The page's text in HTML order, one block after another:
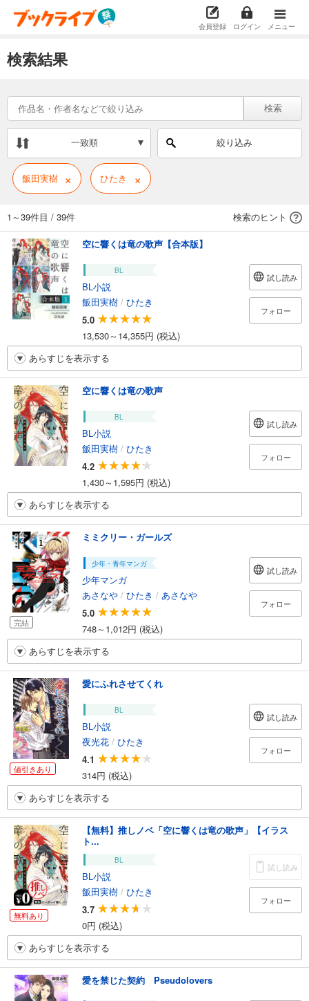
会員登録 ログイン メニュー
検索結果
検索
一致順 絞り込み
飯田実樹 × ひたき ×
1～39件目 / 39件 検索のヒント
空に響くは竜の歌声【合本版】
BL
BL小説
飯田実樹 / ひたき
5.0
13,530～14,355円 (税込)
試し読み
フォロー
あらすじを表示する
空に響くは竜の歌声
BL
BL小説
飯田実樹 / ひたき
4.2
1,430～1,595円 (税込)
試し読み
フォロー
あらすじを表示する
完結
ミミクリー・ガールズ
少年・青年マンガ
少年マンガ
あさなや / ひたき / あさなや
5.0
748～1,012円 (税込)
試し読み
フォロー
あらすじを表示する
値引きあり
愛にふれさせてくれ
BL
BL小説
夜光花 / ひたき
4.1
314円 (税込)
試し読み
フォロー
あらすじを表示する
無料あり
【無料】推しノベ「空に響くは竜の歌声」【イラス
ト...
BL
BL小説
飯田実樹 / ひたき
3.7
0円 (税込)
試し読み
フォロー
あらすじを表示する
愛を禁じた契約 Pseudolovers